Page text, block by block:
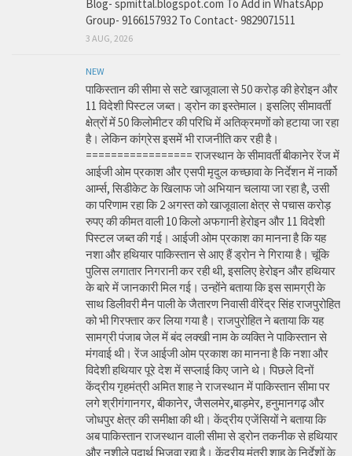
Blog- spmittal.blogspot.com To Add in WhatsApp
Group- 9166157932 To Contact- 9829071511
3 AUG, 2026
NEW
पाकिस्तान की सीमा से सटे खाजूवाला से 50 करोड़ की हेरोइन और
11 विदेशी पिस्टल जब्त। ड्रोन का इस्तेमाल। इसलिए सीमावर्ती
क्षेत्रों में 50 किलोमीटर की परिधि में अतिक्रमणों को हटाया जा रहा
है। लेकिन कांग्रेस इसमें भी राजनीति कर रही है।
================= राजस्थान के सीमावर्ती बीकानेर रेंज में
आईजी ओम प्रकाश और एसपी मृदुल कच्छावा के निर्देशन में नार्को
आर्म्स, सिडीकेट के खिलाफ जो अभियान चलाया जा रहा है, उसी
का परिणाम रहा कि 2 अगस्त को खाजूवाला क्षेत्र से पचास करोड़
रुपए की कीमत वाली 10 किलो अफगानी हेरोइन और 11 विदेशी
पिस्टल जब्त की गई। आईजी ओम प्रकाश का मानना है कि यह
नशा और हथियार पाकिस्तान से आए हैं ड्रोन ने गिराया है। चूंकि
पुलिस लगातार निगरानी कर रही थी, इसलिए हेरोइन और हथियार
के बारे में जानकारी मिल गई। उन्होंने बताया कि इस सामग्री के
साथ डिलीवरी मैन पाली के जैतारण निवासी वीरेंद्र सिंह राजपुरोहित
को भी गिरफ्तार कर लिया गया है। राजपुरोहित ने बताया कि यह
सामग्री पंजाब जेल में बंद लक्खी नाम के व्यक्ति ने पाकिस्तान से
मंगवाई थी। रेंज आईजी ओम प्रकाश का मानना है कि नशा और
विदेशी हथियार पूरे देश में सप्लाई किए जाने थे। पिछले दिनों
केंद्रीय गृहमंत्री अमित शाह ने राजस्थान में पाकिस्तान सीमा पर
लगे श्रीगंगानगर, बीकानेर, जैसलमेर,बाड़मेर, हनुमानगढ़ और
जोधपुर क्षेत्र की समीक्षा की थी। केंद्रीय एजेंसियों ने बताया कि
अब पाकिस्तान राजस्थान वाली सीमा से ड्रोन तकनीक से हथियार
और नशीले पदार्थ भिजवा रहा है। केंद्रीय मंत्री शाह के निर्देशों के